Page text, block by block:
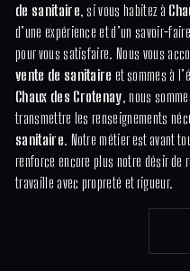
de sanitaire, si vous habitez à
d’une expérience et d’un savoir-
pour vous satisfaire. Nous vous
vente de sanitaire et sommes à
Chaux des Crotenay, nous
transmettre les renseignements
sanitaire. Notre métier est avant
renforce encore plus notre désir de
travaille avec propreté et rigueur.